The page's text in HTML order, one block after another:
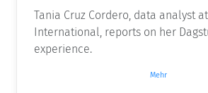
Tania Cruz Cordero, data analyst
International, reports on her
experience.
Mehr